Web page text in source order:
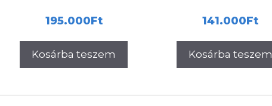
195.000Ft
Kosárba teszem
141.000Ft
Kosárba teszem